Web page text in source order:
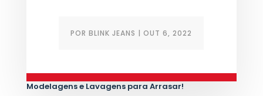
PORBLINK JEANS |OUT 6, 2022
Tudo Sobre Calça Jeans Feminina: Texturas,
Modelagens e Lavagens para Arrasar!